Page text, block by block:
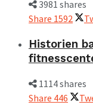
3981 shares
Share 1592
Historien
1114 shares
Share 446